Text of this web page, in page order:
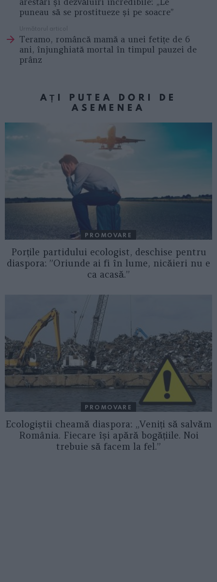
puneau să se prostitueze și pe soacre”
Următorul articol
Teramo, româncă mamă a unei fetițe de 6
ani, înjunghiată mortal în timpul pauzei de
prânz
AȚI PUTEA DORI DE
ASEMENEA
PROMOVARE
Porțile partidului ecologist, deschise pentru
diaspora: ”Oriunde ai fi în lume, nicăieri nu e
ca acasă.”
PROMOVARE
Ecologiștii cheamă diaspora: „Veniți să salvăm
România. Fiecare își apără bogățiile. Noi
trebuie să facem la fel.”